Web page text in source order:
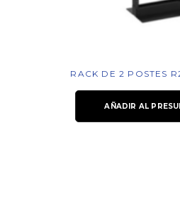
RACK DE 2 POSTES
AÑADIR AL